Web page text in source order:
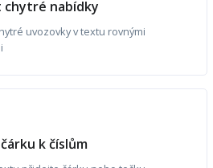
chytré nabídky
uvozovky v textu rovnými
k číslům